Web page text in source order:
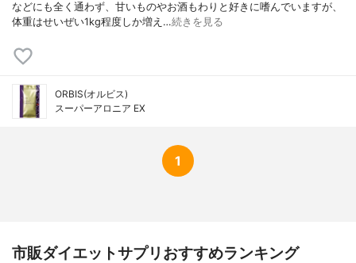
などにも全く通わず、甘いものやお酒もわりと好きに嗜んでいますが、
体重はせいぜい1kg程度しか増え…続きを見る
ORBIS(オルビス)
スーパーアロニア EX
1
市販ダイエットサプリおすすめランキング